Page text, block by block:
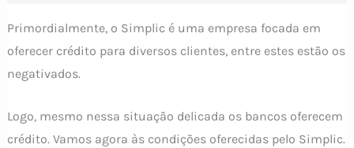
Primordialmente, o Simplic é uma empresa focada em
oferecer crédito para diversos clientes, entre estes estão os
negativados.
Logo, mesmo nessa situação delicada os bancos oferecem
crédito. Vamos agora às condições oferecidas pelo Simplic.